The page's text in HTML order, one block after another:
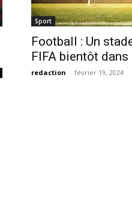
Sport
Football : Un
FIFA bientôt dans
redaction - février 19, 2024